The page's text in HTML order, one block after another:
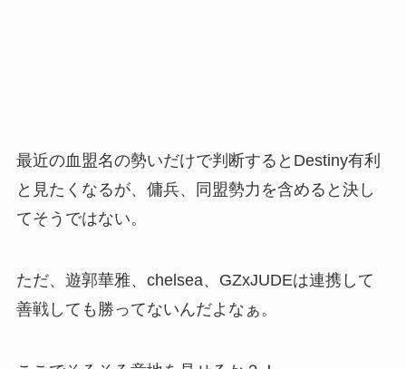
最近の血盟名の勢いだけで判断するとDestiny有利
と見たくなるが、傭兵、同盟勢力を含めると決し
てそうではない。
ただ、遊郭華雅、chelsea、GZxJUDEは連携して
善戦しても勝ってないんだよなぁ。